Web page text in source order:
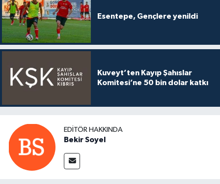
Esentepe, Gençlere yenildi
Kuveyt’ten Kayıp Şahıslar
Komitesi’ne 50 bin dolar katkı
EDITÖR HAKKINDA
Bekir Soyel